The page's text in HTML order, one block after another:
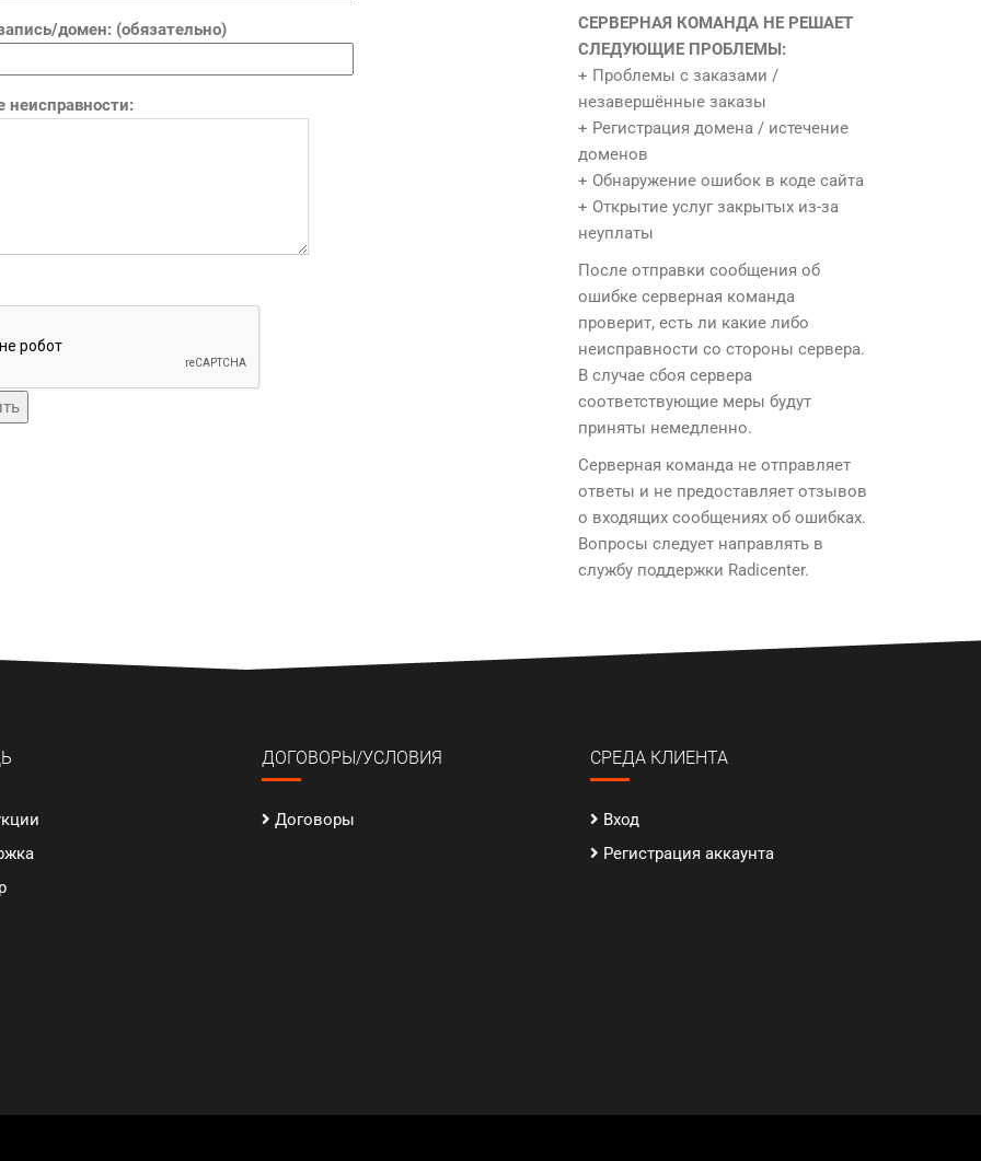
домен: (обязательно)
неисправности:
СЕРВЕРНАЯ КОМАНДА НЕ РЕШАЕТ
СЛЕДУЮЩИЕ ПРОБЛЕМЫ:
+ Проблемы с заказами /
незавершённые заказы
+ Регистрация домена / истечение
доменов
+ Обнаружение ошибок в коде сайта
+ Открытие услуг закрытых из-за
неуплаты
После отправки сообщения об
ошибке серверная команда
проверит, есть ли какие либо
неисправности со стороны сервера.
В случае сбоя сервера
соответствующие меры будут
приняты немедленно.
Серверная команда не отправляет
ответы и не предоставляет отзывов
о входящих сообщениях об ошибках.
Вопросы следует направлять в
службу поддержки Radicenter.
ДОГОВОРЫ/УСЛОВИЯ
Договоры
СРЕДА КЛИЕНТА
Вход
Регистрация аккаунта